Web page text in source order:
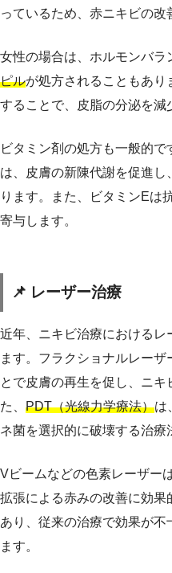
っているため、赤ニキビの改
女性の場合は、ホルモンバラ
ピルが処方されることもあり
することで、皮脂の分泌を減
ビタミン剤の処方も一般的
は、皮膚の新陳代謝を促進
ります。また、ビタミンEは
寄与します。
📌 レーザー治療
近年、ニキビ治療における
ます。フラクショナルレー
とで皮膚の再生を促し、ニキ
た、 PDT（光線力学療法）は
ネ菌を選択的に破壊する治療
Vビームなどの色素レーザー
拡張による赤みの改善に効
あり、従来の治療で効果が不
ます。